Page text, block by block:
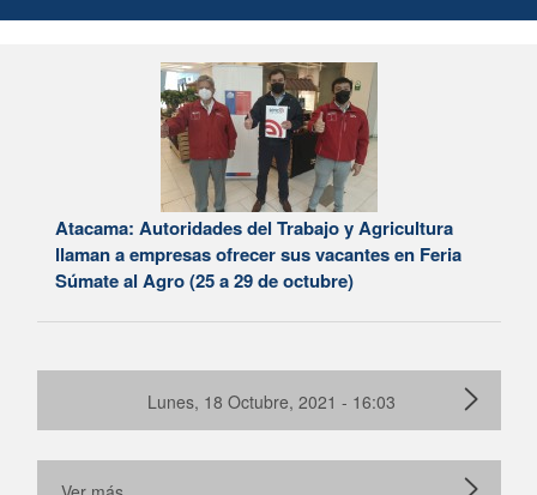
Atacama: Autoridades del Trabajo y Agricultura
llaman a empresas ofrecer sus vacantes en Feria
Súmate al Agro (25 a 29 de octubre)
Lunes, 18 Octubre, 2021 - 16:03